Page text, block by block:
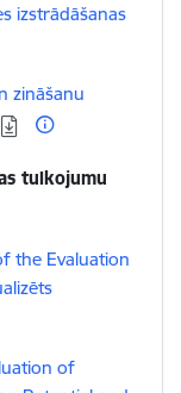
izstrādāšanas
zināšanu
tulkojumu
the Evaluation
of